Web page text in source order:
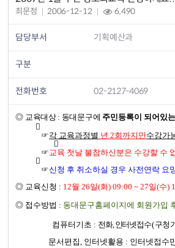
최문정 2006-12-12 6,490
담당부서 기획예산과
구분
전화번호 02-2127-4069
◎ 교육대상 : 동대문구에 주민등록이 되어있

☞각 교육과정별 년 2회까지만수강가

☞교육 첫날 불참하신분은 수강할 수

☞신청 후 취소하실 경우 사전연락 요
◎ 교육신청 : 12월 26일(화) 09:00 ~ 27일(수)
◎ 접수방법 : 동대문구홈페이지에 회원가입
컴퓨터기초 : 전화, 인터넷접수 ( 구청
문서편집, 인터넷활용 : 인터넷접수